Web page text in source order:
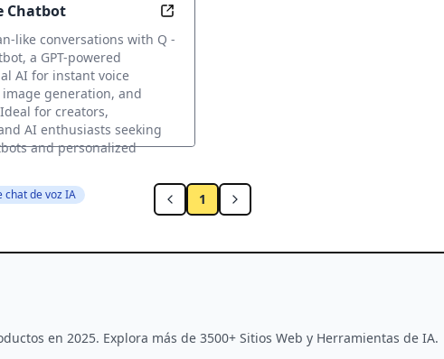
Safely and Seamlessly
Chatbot Unlock Human-Like Conversations with AI
like conversations with Q -
a GPT-powered
AI for instant voice
generation, and
for creators,
AI enthusiasts seeking
and personalized
chat de voz IA 1
en 2025. Explora más de 3500+ Sitios Web y Herramientas de IA.